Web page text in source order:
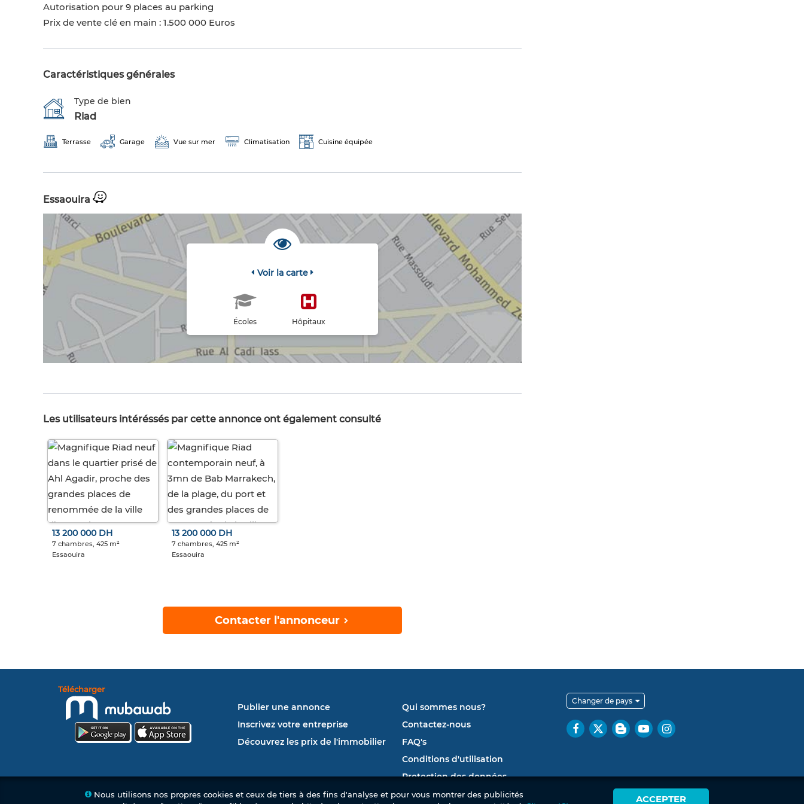
Autorisation pour 9 places au parking
Prix de vente clé en main : 1.500 000 Euros
Caractéristiques générales
Type de bien
Riad
Terrasse Garage Vue sur mer Climatisation Cuisine équipée
Essaouira
Voir la carte
Écoles Hôpitaux
Les utilisateurs intéréssés par cette annonce ont également consulté
13 200 000 DH
7 chambres, 425 m²
Essaouira
13 200 000 DH
7 chambres, 425 m²
Essaouira
Contacter l'annonceur
Télécharger
Publier une annonce
Inscrivez votre entreprise
Découvrez les prix de l'immobilier
Qui sommes nous?
Contactez-nous
FAQ's
Conditions d'utilisation
Protection des données
Changer de pays
Nous utilisons nos propres cookies et ceux de tiers à des fins d'analyse et pour vous montrer des publicités
ACCEPTER